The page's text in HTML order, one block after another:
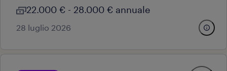
22.000 € - 28.000 € annuale
28 luglio 2026